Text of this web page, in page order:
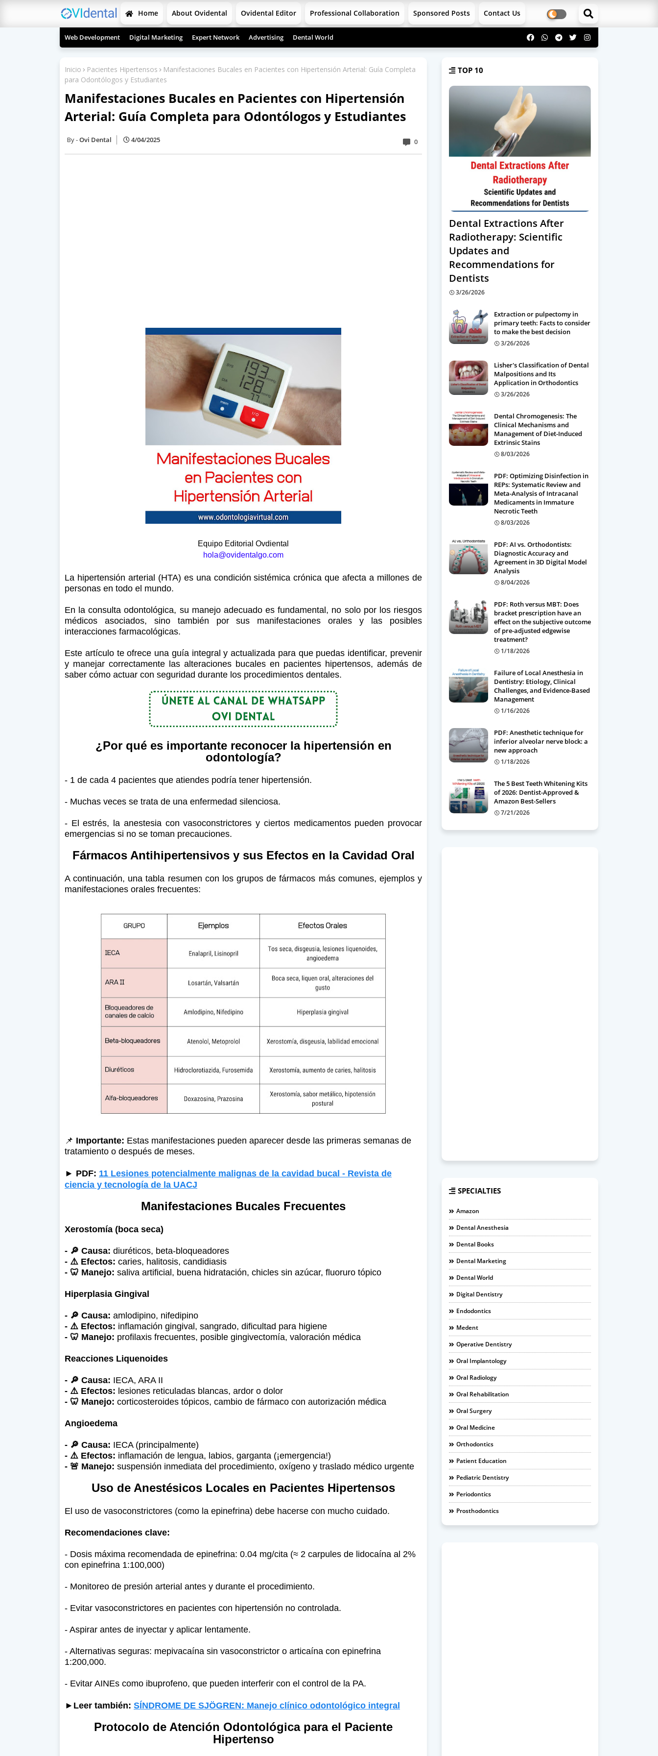
Home About Ovidental Ovidental Editor Professional Collaboration Sponsored Posts Contact Us
Web Development Digital Marketing Expert Network Advertising Dental World
Inicio Pacientes Hipertensos
Manifestaciones Bucales en Pacientes con Hipertensión Arterial: Guía Completa
para Odontólogos y Estudiantes
Manifestaciones Bucales en Pacientes con Hipertensión
Arterial: Guía Completa para Odontólogos y Estudiantes
Ovi Dental 4/04/2025 0
Equipo Editorial Ovdiental
hola@ovidentalgo.com
La hipertensión arterial (HTA) es una condición sistémica crónica que afecta a millones de
personas en todo el mundo.
En la consulta odontológica, su manejo adecuado es fundamental, no solo por los riesgos
médicos asociados, sino también por sus manifestaciones orales y las posibles
interacciones farmacológicas.
Este artículo te ofrece una guía integral y actualizada para que puedas identificar, prevenir
y manejar correctamente las alteraciones bucales en pacientes hipertensos, además de
saber cómo actuar con seguridad durante los procedimientos dentales.
¿Por qué es importante reconocer la hipertensión en
odontología?
- 1 de cada 4 pacientes que atiendes podría tener hipertensión.
- Muchas veces se trata de una enfermedad silenciosa.
- El estrés, la anestesia con vasoconstrictores y ciertos medicamentos pueden provocar
emergencias si no se toman precauciones.
Fármacos Antihipertensivos y sus Efectos en la Cavidad Oral
A continuación, una tabla resumen con los grupos de fármacos más comunes, ejemplos y
manifestaciones orales frecuentes:
📌 Importante: Estas manifestaciones pueden aparecer desde las primeras semanas de
tratamiento o después de meses.
► PDF: 11 Lesiones potencialmente malignas de la cavidad bucal - Revista de
ciencia y tecnología de la UACJ
Manifestaciones Bucales Frecuentes
Xerostomía (boca seca)
- 🔎 Causa: diuréticos, beta-bloqueadores
- ⚠️ Efectos: caries, halitosis, candidiasis
- 🦷 Manejo: saliva artificial, buena hidratación, chicles sin azúcar, fluoruro tópico
Hiperplasia Gingival
- 🔎 Causa: amlodipino, nifedipino
- ⚠️ Efectos: inflamación gingival, sangrado, dificultad para higiene
- 🦷 Manejo: profilaxis frecuentes, posible gingivectomía, valoración médica
Reacciones Liquenoides
- 🔎 Causa: IECA, ARA II
- ⚠️ Efectos: lesiones reticuladas blancas, ardor o dolor
- 🦷 Manejo: corticosteroides tópicos, cambio de fármaco con autorización médica
Angioedema
- 🔎 Causa: IECA (principalmente)
- ⚠️ Efectos: inflamación de lengua, labios, garganta (¡emergencia!)
- 🚨 Manejo: suspensión inmediata del procedimiento, oxígeno y traslado médico urgente
Uso de Anestésicos Locales en Pacientes Hipertensos
El uso de vasoconstrictores (como la epinefrina) debe hacerse con mucho cuidado.
Recomendaciones clave:
- Dosis máxima recomendada de epinefrina: 0.04 mg/cita (≈ 2 carpules de lidocaína al 2%
con epinefrina 1:100,000)
- Monitoreo de presión arterial antes y durante el procedimiento.
- Evitar vasoconstrictores en pacientes con hipertensión no controlada.
- Aspirar antes de inyectar y aplicar lentamente.
- Alternativas seguras: mepivacaína sin vasoconstrictor o articaína con epinefrina
1:200,000.
- Evitar AINEs como ibuprofeno, que pueden interferir con el control de la PA.
►Leer también: SÍNDROME DE SJÖGREN: Manejo clínico odontológico integral
Protocolo de Atención Odontológica para el Paciente
Hipertenso
TOP 10
Dental Extractions After
Radiotherapy: Scientific
Updates and
Recommendations for
Dentists
3/26/2026
Extraction or pulpectomy in
primary teeth: Facts to consider
to make the best decision
3/26/2026
Lisher's Classification of Dental
Malpositions and Its
Application in Orthodontics
3/26/2026
Dental Chromogenesis: The
Clinical Mechanisms and
Management of Diet-Induced
Extrinsic Stains
8/03/2026
PDF: Optimizing Disinfection in
REPs: Systematic Review and
Meta-Analysis of Intracanal
Medicaments in Immature
Necrotic Teeth
8/03/2026
PDF: AI vs. Orthodontists:
Diagnostic Accuracy and
Agreement in 3D Digital Model
Analysis
8/04/2026
PDF: Roth versus MBT: Does
bracket prescription have an
effect on the subjective outcome
of pre-adjusted edgewise
treatment?
1/18/2026
Failure of Local Anesthesia in
Dentistry: Etiology, Clinical
Challenges, and Evidence-Based
Management
1/16/2026
PDF: Anesthetic technique for
inferior alveolar nerve block: a
new approach
1/18/2026
The 5 Best Teeth Whitening Kits
of 2026: Dentist-Approved &
Amazon Best-Sellers
7/21/2026
SPECIALTIES
Amazon
Dental Anesthesia
Dental Books
Dental Marketing
Dental World
Digital Dentistry
Endodontics
Medent
Operative Dentistry
Oral Implantology
Oral Radiology
Oral Rehabilitation
Oral Surgery
Oral Medicine
Orthodontics
Patient Education
Pediatric Dentistry
Periodontics
Prosthodontics